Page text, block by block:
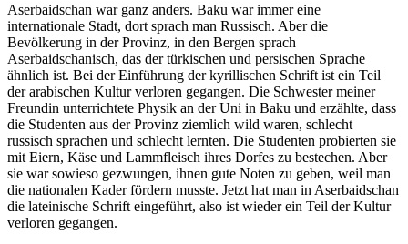
Aserbaidschan war ganz anders. Baku war immer eine
internationale Stadt, dort sprach man Russisch. Aber die
Bevölkerung in der Provinz, in den Bergen sprach
Aserbaidschanisch, das der türkischen und persischen Sprache
ähnlich ist. Bei der Einführung der kyrillischen Schrift ist ein Teil
der arabischen Kultur verloren gegangen. Die Schwester meiner
Freundin unterrichtete Physik an der Uni in Baku und erzählte, dass
die Studenten aus der Provinz ziemlich wild waren, schlecht
russisch sprachen und schlecht lernten. Die Studenten probierten sie
mit Eiern, Käse und Lammfleisch ihres Dorfes zu bestechen. Aber
sie war sowieso gezwungen, ihnen gute Noten zu geben, weil man
die nationalen Kader fördern musste. Jetzt hat man in Aserbaidschan
die lateinische Schrift eingeführt, also ist wieder ein Teil der Kultur
verloren gegangen.